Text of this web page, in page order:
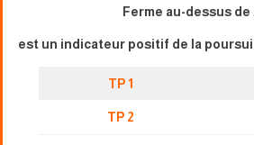
Ferme au-dessus de
est un indicateur positif de la
TP 1
TP 2